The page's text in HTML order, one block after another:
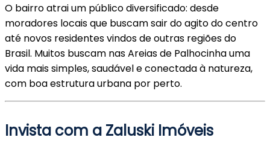
O bairro atrai um público diversificado: desde
moradores locais que buscam sair do agito do centro
até novos residentes vindos de outras regiões do
Brasil. Muitos buscam nas Areias de Palhocinha uma
vida mais simples, saudável e conectada à natureza,
com boa estrutura urbana por perto.
Invista com a Zaluski Imóveis